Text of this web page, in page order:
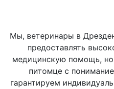
Мы, ветеринары в
предоставлять
медицинскую помощь,
питомце с
гарантируем